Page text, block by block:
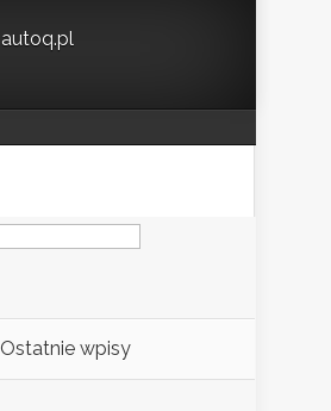
autoq.pl
Ostatnie wpisy